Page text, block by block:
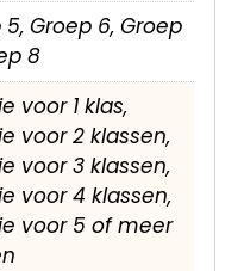
Groep 6, Groep
8
voor 1 klas,
voor 2 klassen,
voor 3 klassen,
voor 4 klassen,
voor 5 of meer